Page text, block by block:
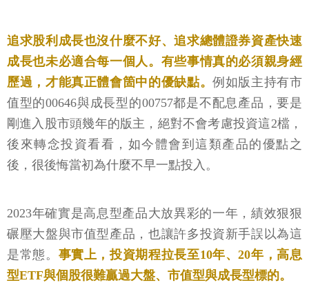
追求股利成長也沒什麼不好、追求總體證券資產快速
成長也未必適合每一個人。有些事情真的必須親身經
歷過，才能真正體會箇中的優缺點。例如版主持有市
值型的00646與成長型的00757都是不配息產品，要是
剛進入股市頭幾年的版主，絕對不會考慮投資這2檔，
後來轉念投資看看，如今體會到這類產品的優點之
後，很後悔當初為什麼不早一點投入。
2023年確實是高息型產品大放異彩的一年，績效狠狠
碾壓大盤與市值型產品，也讓許多投資新手誤以為這
是常態。 事實上，投資期程拉長至10年、20年，高息
型ETF與個股很難贏過大盤、市值型與成長型標的。